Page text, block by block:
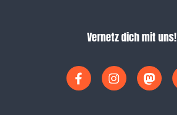
Vernetz dich mit uns!